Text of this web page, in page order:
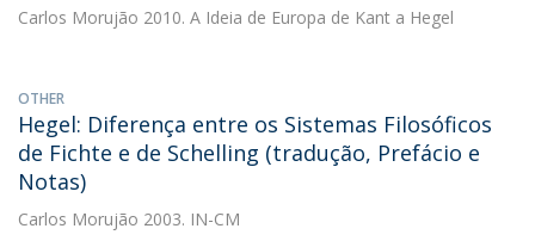
Carlos Morujão 2010. A Ideia de Europa de Kant a Hegel
OTHER
Hegel: Diferença entre os Sistemas Filosóficos
de Fichte e de Schelling (tradução, Prefácio e
Notas)
Carlos Morujão 2003. IN-CM